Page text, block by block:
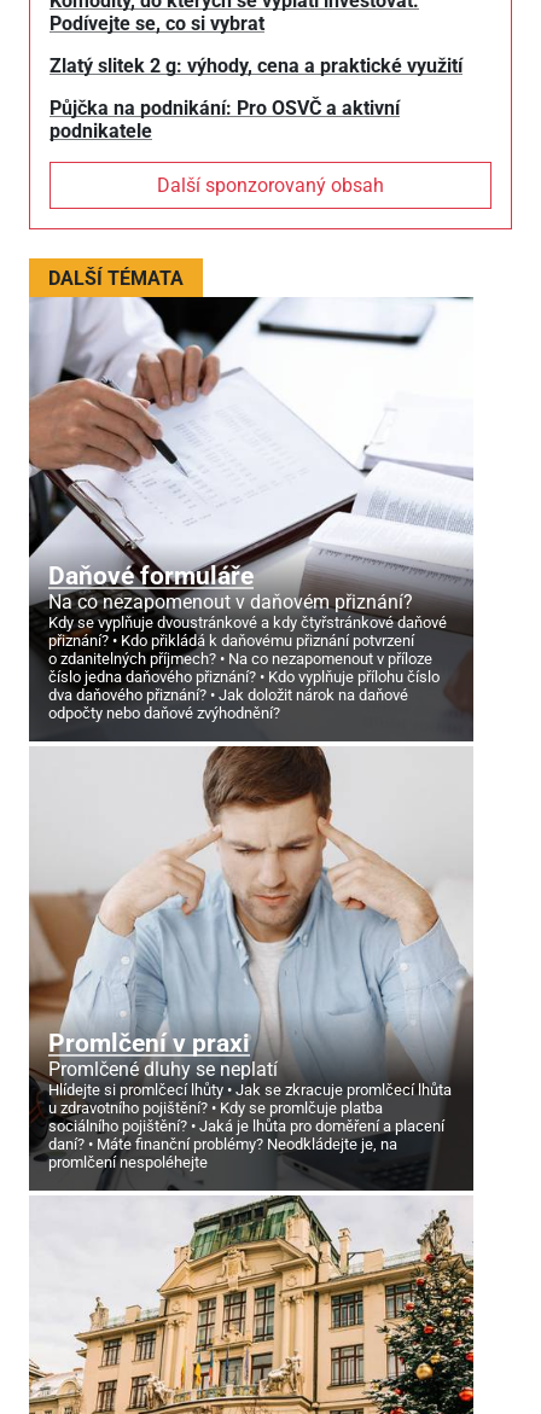
Podívejte se, co si vybrat
Zlatý slitek 2 g: výhody, cena a praktické využití
Půjčka na podnikání: Pro OSVČ a aktivní
podnikatele
Další sponzorovaný obsah
DALŠÍ TÉMATA
Daňové formuláře
Na co nezapomenout v daňovém přiznání?
Kdy se vyplňuje dvoustránkové a kdy čtyřstránkové daňové
přiznání?
Kdo přikládá k daňovému přiznání potvrzení
o zdanitelných příjmech?
Na co nezapomenout v příloze
číslo jedna daňového přiznání?
Kdo vyplňuje přílohu číslo
dva daňového přiznání?
Jak doložit nárok na daňové
odpočty nebo daňové zvýhodnění?
Promlčení v praxi
Promlčené dluhy se neplatí
Hlídejte si promlčecí lhůty
Jak se zkracuje promlčecí lhůta
u zdravotního pojištění?
Kdy se promlčuje platba
sociálního pojištění?
Jaká je lhůta pro doměření a placení
daní?
Máte finanční problémy? Neodkládejte je, na
promlčení nespoléhejte